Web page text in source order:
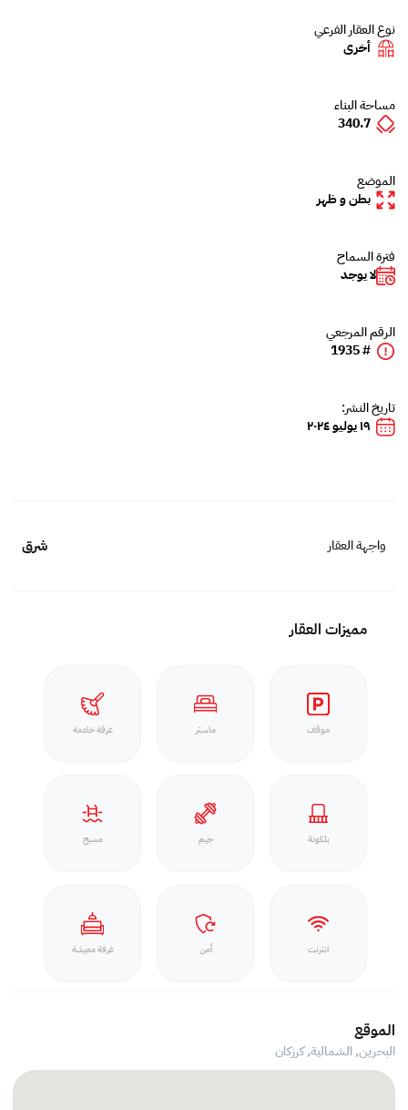
نوع العقار الفرعي
أخرى
مساحة البناء
340.7
الموضع
بطن و ظهر
فترة السماح
لا يوجد
الرقم المرجعي
# 1935
تاريخ النشر:
١٩ يوليو ٢٠٢٤
واجهة العقار شرق
مميزات العقار
موقف ماستر غرفة خادمة
بلكونة جيم مسبح
انترنت أمن غرفة معيشة
الموقع
البحرين, الشمالية,كرزكان